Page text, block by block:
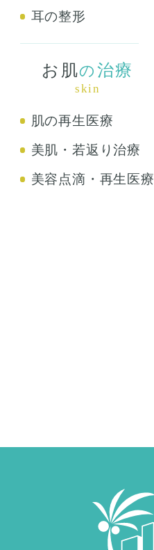
耳の整形
お肌の 治療
skin
肌の再生医療
美肌・若返り治療
美容点滴・再生医療